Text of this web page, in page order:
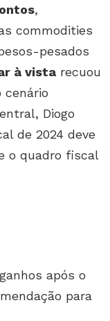
,
commodities
pesados
à vista recuou
cenário
Diogo
de 2024 deve
o quadro fiscal
após o
para